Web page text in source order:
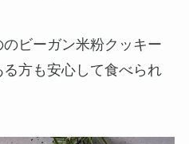
ビーガン米粉クッキー
方も安心して食べられ